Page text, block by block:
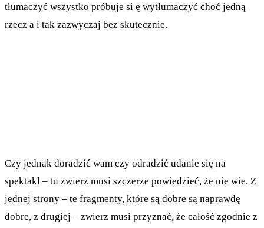
tłumaczyć wszystko próbuje si ę wytłumaczyć choć jedną
rzecz a i tak zazwyczaj bez skutecznie.
Czy jednak doradzić wam czy odradzić udanie się na
spektakl – tu zwierz musi szczerze powiedzieć, że nie wie. Z
jednej strony – te fragmenty, które są dobre są naprawdę
dobre, z drugiej – zwierz musi przyznać, że całość zgodnie z